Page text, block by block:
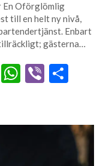
Oförglömlig
till en helt ny nivå,
Enbart
gästerna…
Pinterest
WhatsApp
Viber